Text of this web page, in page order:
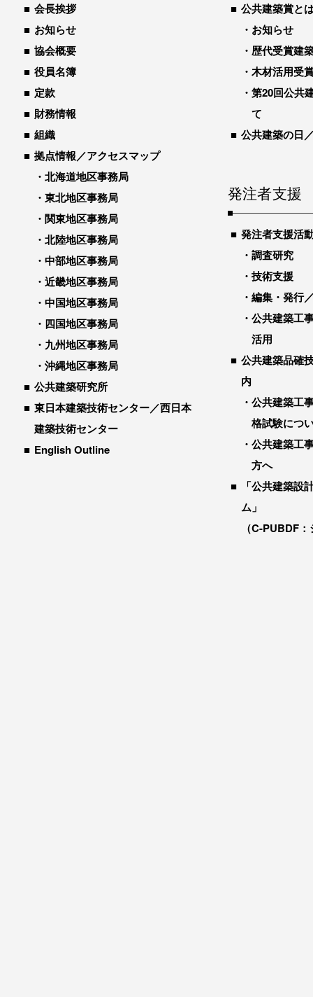
会長挨拶
お知らせ
協会概要
役員名簿
定款
財務情報
組織
拠点情報／アクセスマップ
北海道地区事務局
東北地区事務局
関東地区事務局
北陸地区事務局
中部地区事務局
近畿地区事務局
中国地区事務局
四国地区事務局
九州地区事務局
沖縄地区事務局
公共建築研究所
東日本建築技術センター／西日本
建築技術センター
English Outline
公共建築賞と
お知らせ
歴代受賞建
木材活用受
第20回公共
て
公共建築の日
発注者支援
発注者支援活
調査研究
技術支援
編集・発行
公共建築工
活用
公共建築品確
内
公共建築工
格試験につ
公共建築工
方へ
「公共建築設
ム」
（C-PUBDF